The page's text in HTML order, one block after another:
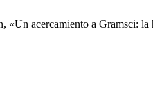
«Un acercamiento a Gramsci: